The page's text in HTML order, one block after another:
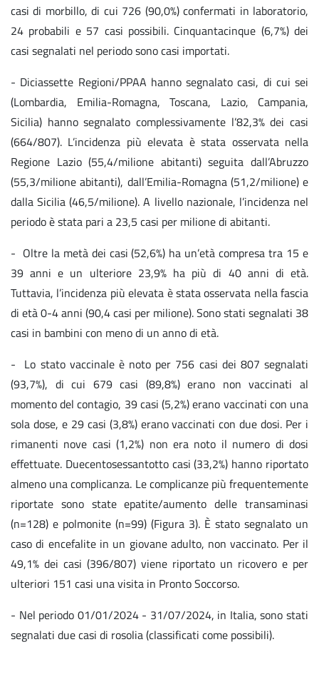
casi di morbillo, di cui 726 (90,0%) confermati in laboratorio,
24 probabili e 57 casi possibili. Cinquantacinque (6,7%) dei
casi segnalati nel periodo sono casi importati.
- Diciassette Regioni/PPAA hanno segnalato casi, di cui sei
(Lombardia, Emilia-Romagna, Toscana, Lazio, Campania,
Sicilia) hanno segnalato complessivamente l’82,3% dei casi
(664/807). L’incidenza più elevata è stata osservata nella
Regione Lazio (55,4/milione abitanti) seguita dall’Abruzzo
(55,3/milione abitanti), dall’Emilia-Romagna (51,2/milione) e
dalla Sicilia (46,5/milione). A livello nazionale, l’incidenza nel
periodo è stata pari a 23,5 casi per milione di abitanti.
- Oltre la metà dei casi (52,6%) ha un’età compresa tra 15 e
39 anni e un ulteriore 23,9% ha più di 40 anni di età.
Tuttavia, l’incidenza più elevata è stata osservata nella fascia
di età 0-4 anni (90,4 casi per milione). Sono stati segnalati 38
casi in bambini con meno di un anno di età.
- Lo stato vaccinale è noto per 756 casi dei 807 segnalati
(93,7%), di cui 679 casi (89,8%) erano non vaccinati al
momento del contagio, 39 casi (5,2%) erano vaccinati con una
sola dose, e 29 casi (3,8%) erano vaccinati con due dosi. Per i
rimanenti nove casi (1,2%) non era noto il numero di dosi
effettuate. Duecentosessantotto casi (33,2%) hanno riportato
almeno una complicanza. Le complicanze più frequentemente
riportate sono state epatite/aumento delle transaminasi
(n=128) e polmonite (n=99) (Figura 3). È stato segnalato un
caso di encefalite in un giovane adulto, non vaccinato. Per il
49,1% dei casi (396/807) viene riportato un ricovero e per
ulteriori 151 casi una visita in Pronto Soccorso.
- Nel periodo 01/01/2024 - 31/07/2024, in Italia, sono stati
segnalati due casi di rosolia (classificati come possibili).